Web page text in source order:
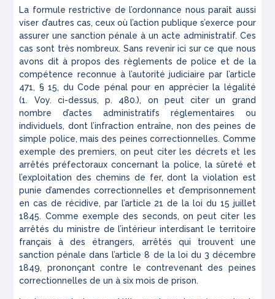
La formule restrictive de l’ordonnance nous paraît aussi
viser d’autres cas, ceux où l’action publique s’exerce pour
assurer une sanction pénale à un acte administratif. Ces
cas sont très nombreux. Sans revenir ici sur ce que nous
avons dit à propos des règlements de police et de la
compétence reconnue à l’autorité judiciaire par l’article
471, § 15, du Code pénal pour en apprécier la légalité
(1. Voy. ci-dessus, p. 480.), on peut citer un grand
nombre d’actes administratifs réglementaires ou
individuels, dont l’infraction entraîne, non des peines de
simple police, mais des peines correctionnelles. Comme
exemple des premiers, on peut citer les décrets et les
arrêtés préfectoraux concernant la police, la sûreté et
l’exploitation des chemins de fer, dont la violation est
punie d’amendes correctionnelles et d’emprisonnement
en cas de récidive, par l’article 21 de la loi du 15 juillet
1845. Comme exemple des seconds, on peut citer les
arrêtés du ministre de l’intérieur interdisant le territoire
français à des étrangers, arrêtés qui trouvent une
sanction pénale dans l’article 8 de la loi du 3 décembre
1849, prononçant contre le contrevenant des peines
correctionnelles de un à six mois de prison.